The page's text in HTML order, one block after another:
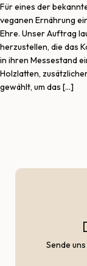
Für eines der
veganen Ernährung
Ehre. Unser Auftrag
herzustellen, die das
in ihren Messestand
Holzlatten,
gewählt, um das […]
Sende